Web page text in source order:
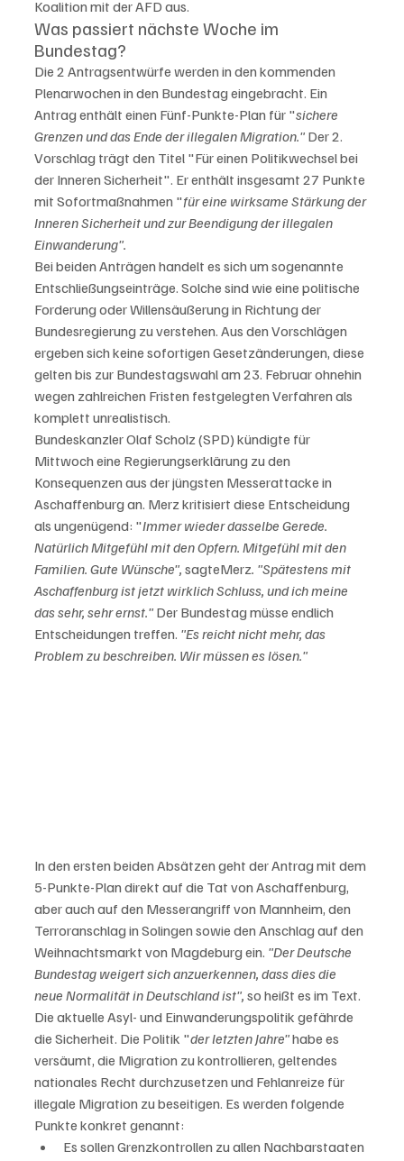
Koalition mit der AFD aus.
Was passiert nächste Woche im
Bundestag?
Die 2 Antragsentwürfe werden in den kommenden
Plenarwochen in den Bundestag eingebracht. Ein
Antrag enthält einen Fünf-Punkte-Plan für "sichere
Grenzen und das Ende der illegalen Migration." Der 2.
Vorschlag trägt den Titel "Für einen Politikwechsel bei
der Inneren Sicherheit". Er enthält insgesamt 27 Punkte
mit Sofortmaßnahmen "für eine wirksame Stärkung der
Inneren Sicherheit und zur Beendigung der illegalen
Einwanderung".
Bei beiden Anträgen handelt es sich um sogenannte
Entschließungseinträge. Solche sind wie eine politische
Forderung oder Willensäußerung in Richtung der
Bundesregierung zu verstehen. Aus den Vorschlägen
ergeben sich keine sofortigen Gesetzänderungen, diese
gelten bis zur Bundestagswahl am 23. Februar ohnehin
wegen zahlreichen Fristen festgelegten Verfahren als
komplett unrealistisch.
Bundeskanzler Olaf Scholz (SPD) kündigte für
Mittwoch eine Regierungserklärung zu den
Konsequenzen aus der jüngsten Messerattacke in
Aschaffenburg an. Merz kritisiert diese Entscheidung
als ungenügend: "Immer wieder dasselbe Gerede.
Natürlich Mitgefühl mit den Opfern. Mitgefühl mit den
Familien. Gute Wünsche", sagteMerz. "Spätestens mit
Aschaffenburg ist jetzt wirklich Schluss, und ich meine
das sehr, sehr ernst." Der Bundestag müsse endlich
Entscheidungen treffen. "Es reicht nicht mehr, das
Problem zu beschreiben. Wir müssen es lösen."
In den ersten beiden Absätzen geht der Antrag mit dem
5-Punkte-Plan direkt auf die Tat von Aschaffenburg,
aber auch auf den Messerangriff von Mannheim, den
Terroranschlag in Solingen sowie den Anschlag auf den
Weihnachtsmarkt von Magdeburg ein. "Der Deutsche
Bundestag weigert sich anzuerkennen, dass dies die
neue Normalität in Deutschland ist", so heißt es im Text.
Die aktuelle Asyl- und Einwanderungspolitik gefährde
die Sicherheit. Die Politik "der letzten Jahre" habe es
versäumt, die Migration zu kontrollieren, geltendes
nationales Recht durchzusetzen und Fehlanreize für
illegale Migration zu beseitigen. Es werden folgende
Punkte konkret genannt:
Es sollen Grenzkontrollen zu allen Nachbarstaaten